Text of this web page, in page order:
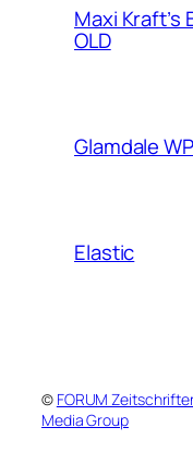
Maxi Kraft’s
OLD
Glamdale WP
Elastic
© FORUM
Media Group